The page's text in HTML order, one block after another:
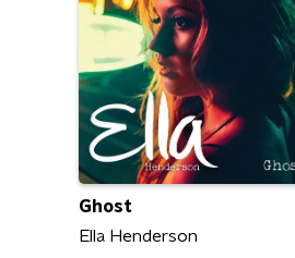
Ghost
Ella Henderson